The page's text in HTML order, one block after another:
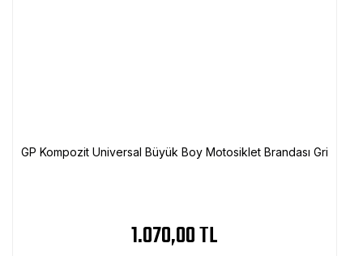
GP Kompozit Universal Büyük Boy Motosiklet Brandası Gri
1.070,00 TL